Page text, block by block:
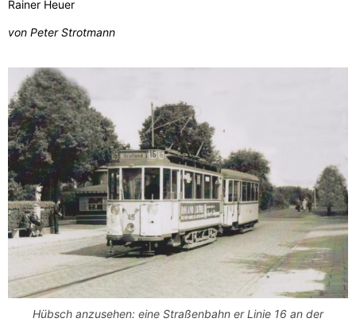
Rainer Heuer
von Peter Strotmann
Hübsch anzusehen: eine Straßenbahn er Linie 16 an der